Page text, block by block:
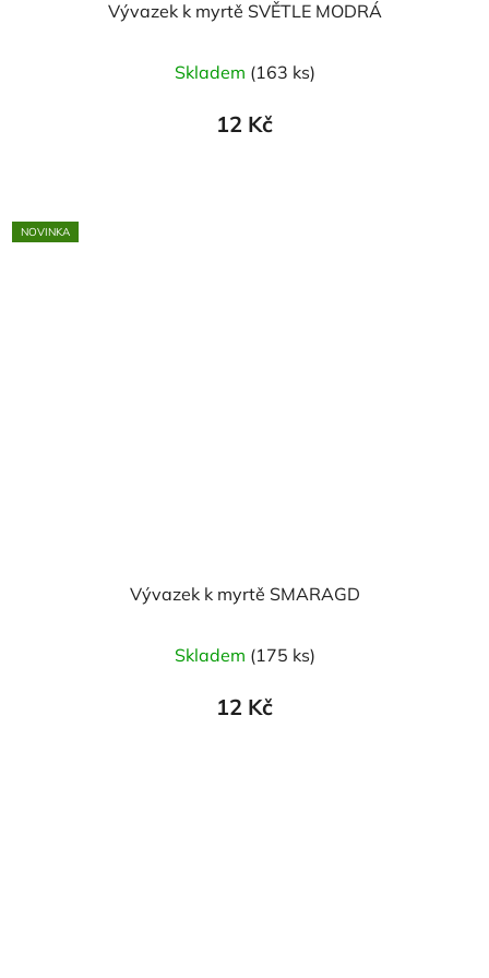
Vývazek k myrtě SVĚTLE MODRÁ
Skladem (163 ks)
12 Kč
NOVINKA
Vývazek k myrtě SMARAGD
Skladem (175 ks)
12 Kč